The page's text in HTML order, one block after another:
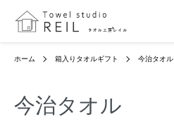
ホーム 箱入りタオルギフト 今治タオル
今治タオル